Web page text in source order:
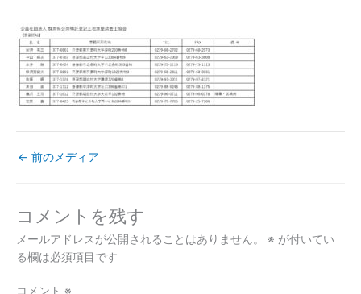
← 前のメディア
コメントを残す
メールアドレスが公開されることはありません。 ※ が付いてい
る欄は必須項目です
コメント ※